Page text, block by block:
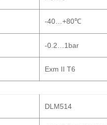
-40…+80℃
-0.2…1bar
Exm II T6
DLM514